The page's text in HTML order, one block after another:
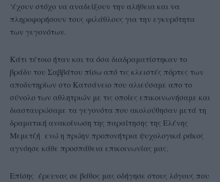
‘έχουν στόχο να αναδείξουν την αλήθεια και να
πληροφορήσουν τους φιλάθλους για την εγκυρότητα
των γεγονότων.
Κάτι τέτοιο ήταν και τα όσα διαδραματίστηκαν το
βράδυ του Σαββάτου πίσω από τις κλειστές πόρτες των
αποδυτηρίων στο Κατσάνειο που αλιεύσαμε απο το
σύνολο των αθλητριών με τις οποίες επικοινωνήσαμε και
διασταυρώσαμε τα γεγονότα που ακολούθησαν μετά τη
δραματική ανακοίνωση της παραίτησης της Ελένης
Μεμετζή ενώ η πρώην προπονήτρια ψυχολογικά ράκος
αγνόησε κάθε προσπάθεια επικοινωνίας μας.
Επίσης έρευνας σε βάθος μας οδήγησε στους λόγους που